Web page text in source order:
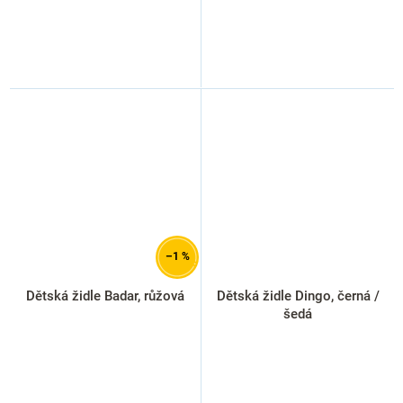
–1 %
Dětská židle Badar, růžová
Dětská židle Dingo, černá /
šedá